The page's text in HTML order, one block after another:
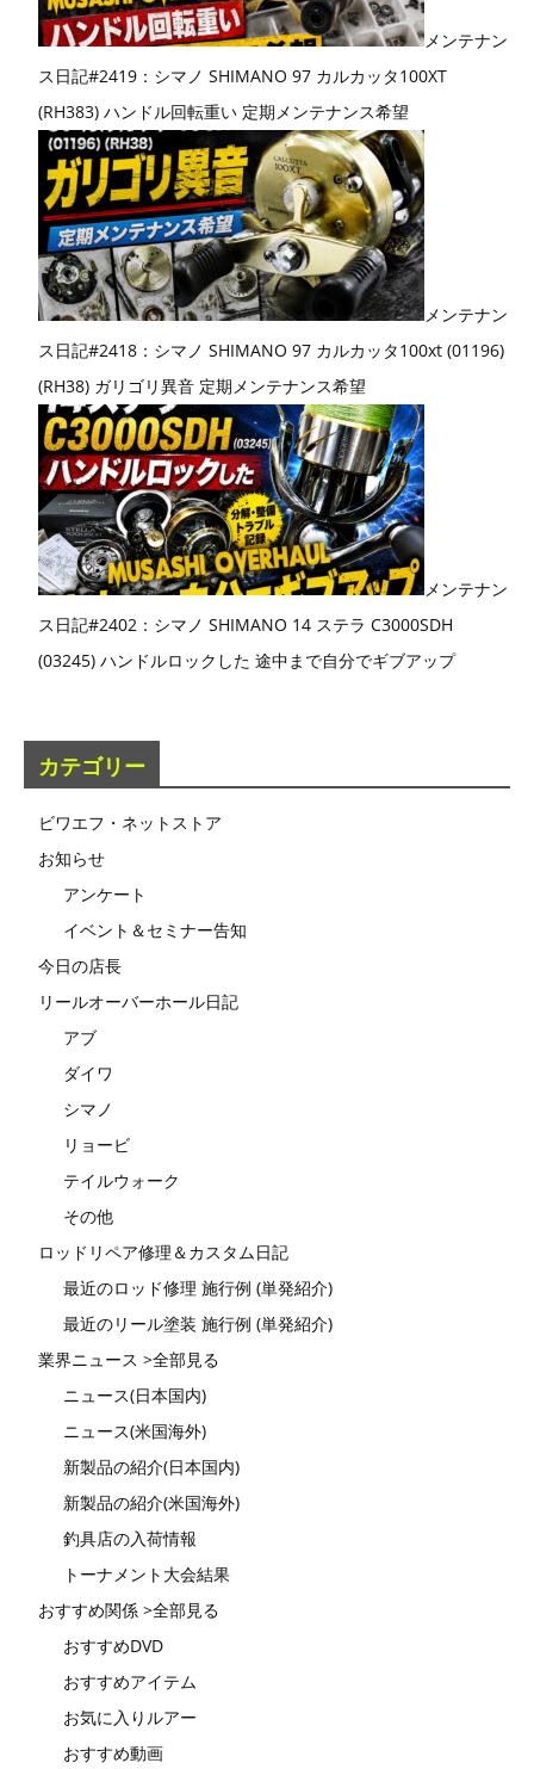
メンテナン
ス日記#2419：シマノ SHIMANO 97 カルカッタ100XT
(RH383) ハンドル回転重い 定期メンテナンス希望
メンテナン
ス日記#2418：シマノ SHIMANO 97 カルカッタ100xt (01196)
(RH38) ガリゴリ異音 定期メンテナンス希望
メンテナン
ス日記#2402：シマノ SHIMANO 14 ステラ C3000SDH
(03245) ハンドルロックした 途中まで自分でギブアップ
カテゴリー
ビワエフ・ネットストア
お知らせ
アンケート
イベント＆セミナー告知
今日の店長
リールオーバーホール日記
アブ
ダイワ
シマノ
リョービ
テイルウォーク
その他
ロッドリペア修理＆カスタム日記
最近のロッド修理 施行例 (単発紹介)
最近のリール塗装 施行例 (単発紹介)
業界ニュース >全部見る
ニュース(日本国内)
ニュース(米国海外)
新製品の紹介(日本国内)
新製品の紹介(米国海外)
釣具店の入荷情報
トーナメント大会結果
おすすめ関係 >全部見る
おすすめDVD
おすすめアイテム
お気に入りルアー
おすすめ動画